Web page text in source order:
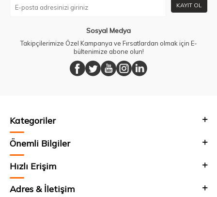
KAYIT OL
Sosyal Medya
Takipçilerimize Özel Kampanya ve Fırsatlardan olmak için E-
bültenimize abone olun!
Kategoriler
Önemli Bilgiler
Hızlı Erişim
Adres & İletişim